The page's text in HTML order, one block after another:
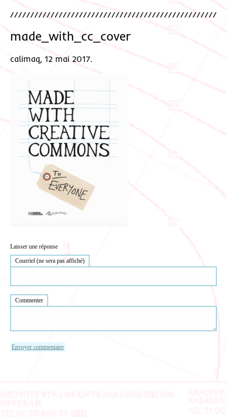
made_with_cc_cover
calimaq, 12 mai 2017.
Laisser une réponse
Courriel (ne sera pas affiché)
Commenter